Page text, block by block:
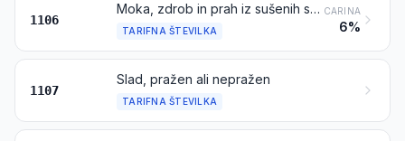
1106
Moka, zdrob in prah iz sušenih stročnic iz tarifne številke 0713, iz saga ali korenovk ali gomoljev iz tarifne številke 0714 ali iz proizvodov iz poglavja 8
TARIFNA ŠTEVILKA
CARINA
6%
1107
Slad, pražen ali nepražen
TARIFNA ŠTEVILKA